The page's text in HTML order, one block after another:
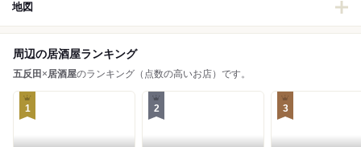
地図
周辺の居酒屋ランキング
五反田 ×居酒屋のランキング（点数の高いお店）です。
1 2 3